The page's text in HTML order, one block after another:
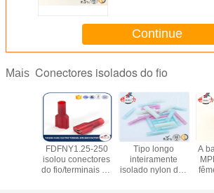
Continue
Mais Conectores isolados do fio
FDFNY1.25-250
isolou conectores
do fio/terminais do
Tipo longo
inteiramente
isolado nylon dos
A